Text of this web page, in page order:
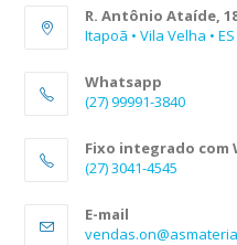
R. Antônio Ataíde,
Itapoã • Vila Velha • ES
Whatsapp
(27) 99991-3840
Fixo integrado com
(27) 3041-4545
E-mail